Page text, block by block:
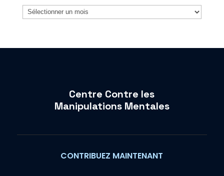
Archives
Centre Contre les
Manipulations Mentales
CONTRIBUEZ MAINTENANT